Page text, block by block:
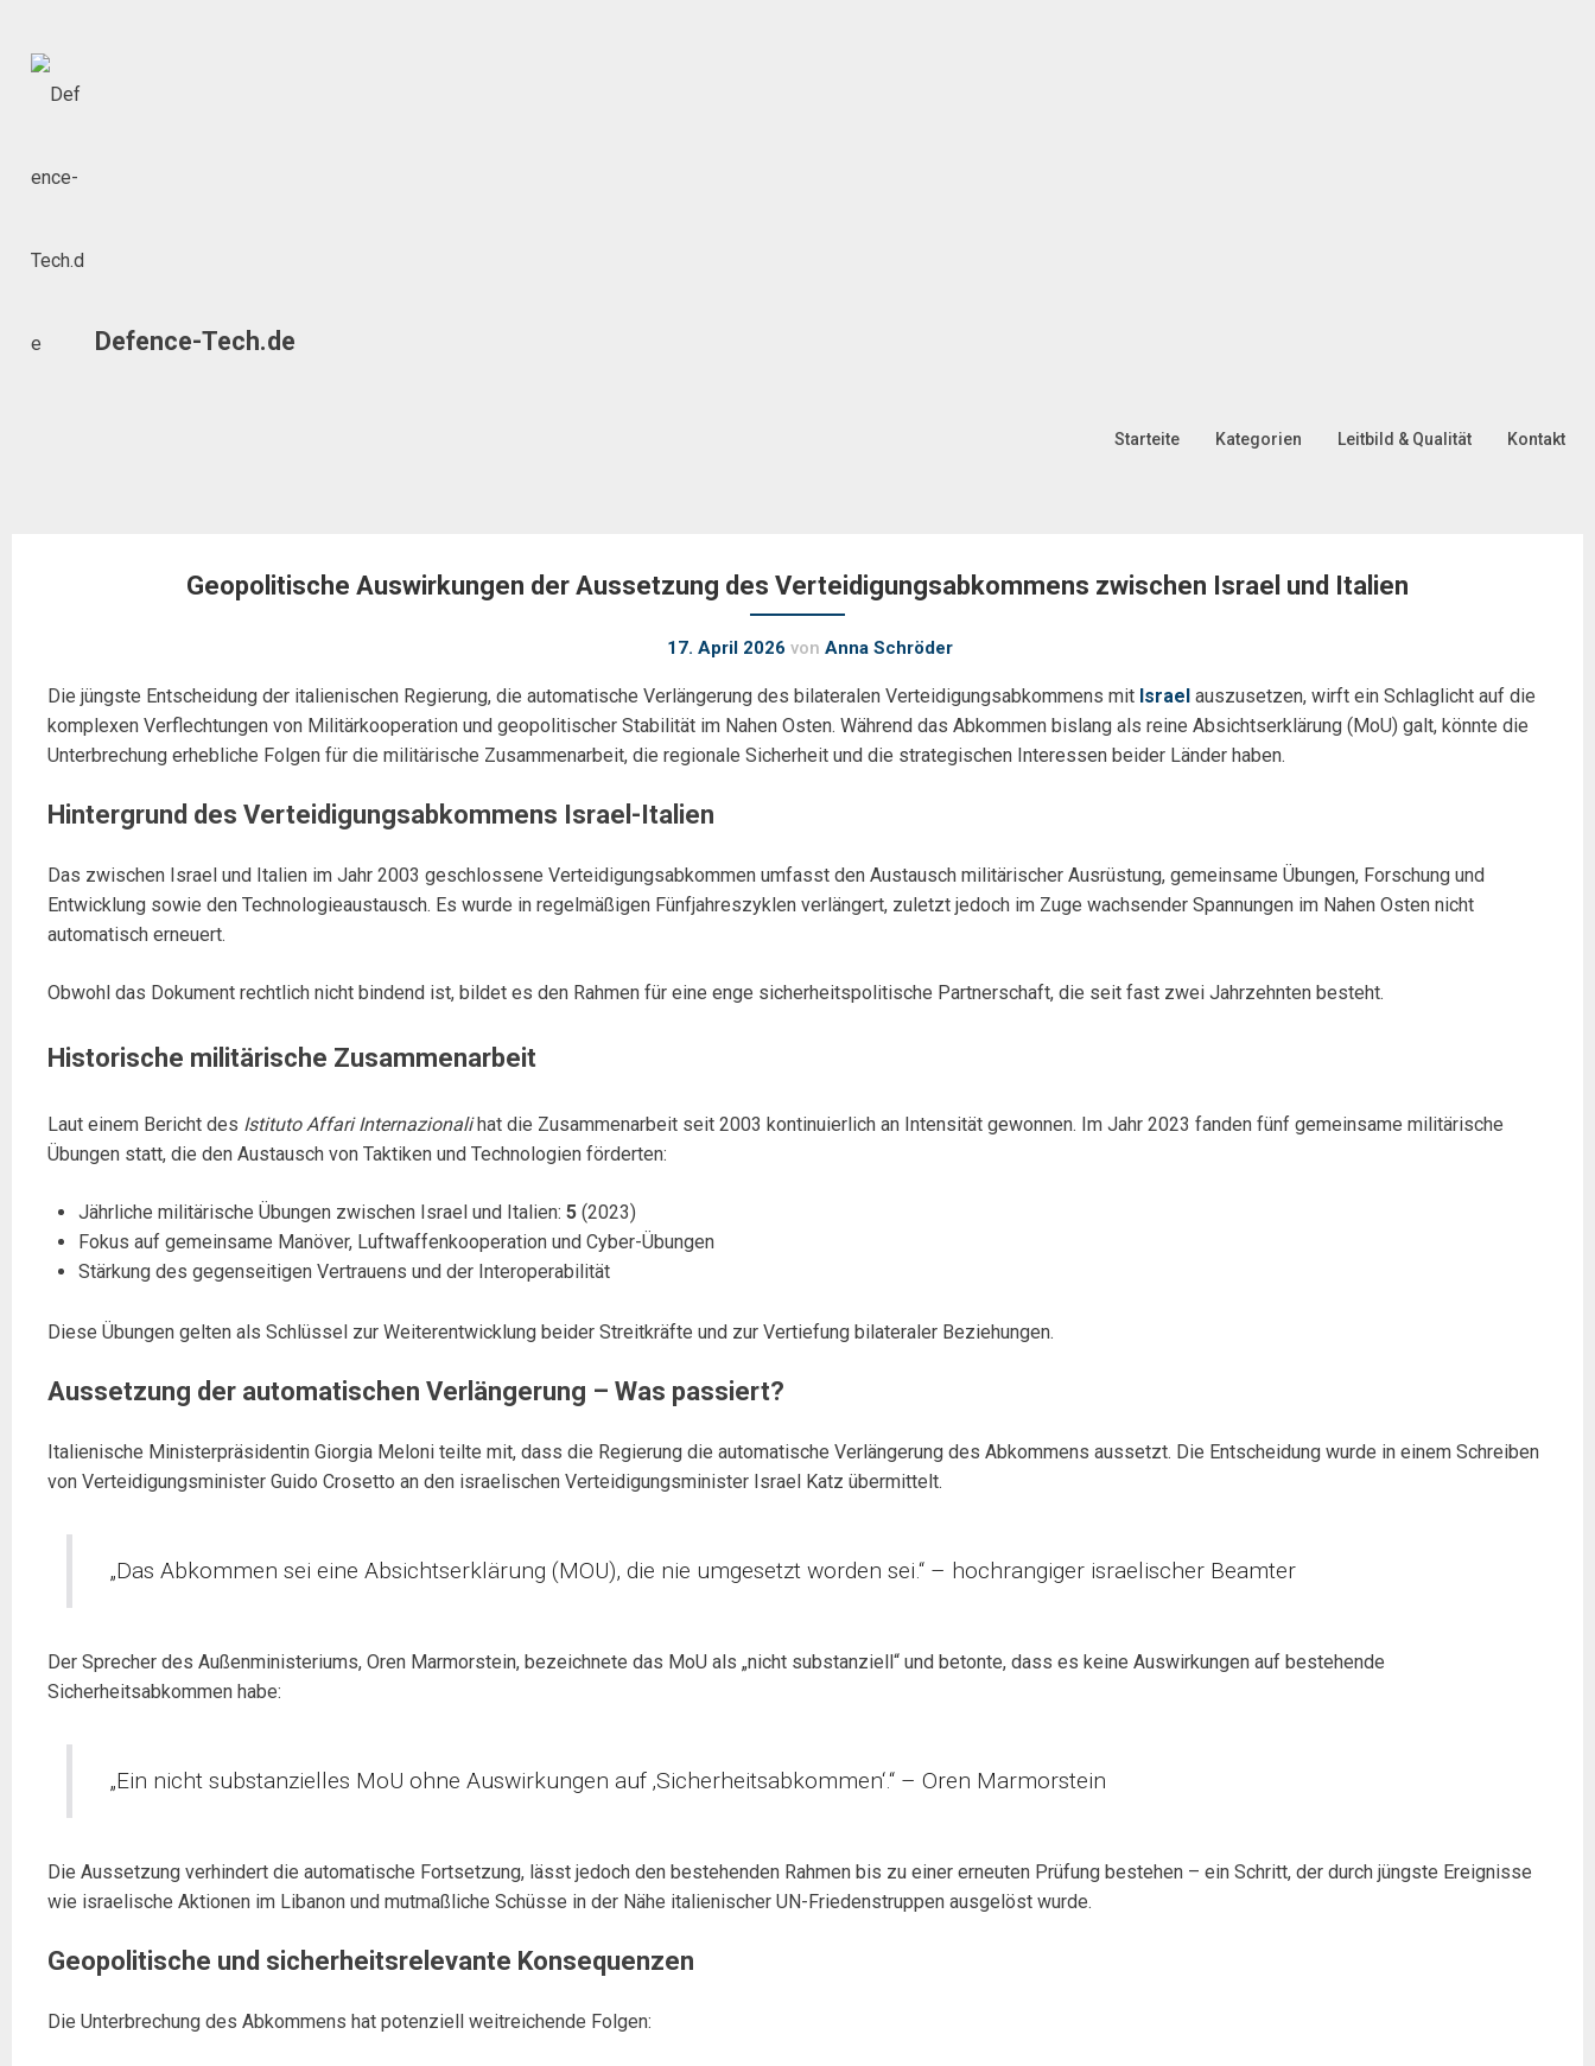
Skip
Defence-Tech.de
Starteite Kategorien Leitbild & Qualität Kontakt
Geopolitische Auswirkungen der Aussetzung des Verteidigungsabkommens zwischen Israel und Italien
17. April 2026 von Anna Schröder
Die jüngste Entscheidung der italienischen Regierung, die automatische Verlängerung des bilateralen Verteidigungsabkommens mit Israel auszusetzen, wirft ein Schlaglicht auf die
komplexen Verflechtungen von Militärkooperation und geopolitischer Stabilität im Nahen Osten. Während das Abkommen bislang als reine Absichtserklärung (MoU) galt, könnte die
Unterbrechung erhebliche Folgen für die militärische Zusammenarbeit, die regionale Sicherheit und die strategischen Interessen beider Länder haben.
Hintergrund des Verteidigungsabkommens Israel-Italien
Das zwischen Israel und Italien im Jahr 2003 geschlossene Verteidigungsabkommen umfasst den Austausch militärischer Ausrüstung, gemeinsame Übungen, Forschung und
Entwicklung sowie den Technologieaustausch. Es wurde in regelmäßigen Fünfjahreszyklen verlängert, zuletzt jedoch im Zuge wachsender Spannungen im Nahen Osten nicht
automatisch erneuert.
Obwohl das Dokument rechtlich nicht bindend ist, bildet es den Rahmen für eine enge sicherheitspolitische Partnerschaft, die seit fast zwei Jahrzehnten besteht.
Historische militärische Zusammenarbeit
Laut einem Bericht des Istituto Affari Internazionalihat die Zusammenarbeit seit 2003 kontinuierlich an Intensität gewonnen. Im Jahr 2023 fanden fünf gemeinsame militärische
Übungen statt, die den Austausch von Taktiken und Technologien förderten:
Jährliche militärische Übungen zwischen Israel und Italien: 5(2023)
Fokus auf gemeinsame Manöver, Luftwaffenkooperation und Cyber-Übungen
Stärkung des gegenseitigen Vertrauens und der Interoperabilität
Diese Übungen gelten als Schlüssel zur Weiterentwicklung beider Streitkräfte und zur Vertiefung bilateraler Beziehungen.
Aussetzung der automatischen Verlängerung – Was passiert?
Italienische Ministerpräsidentin Giorgia Meloni teilte mit, dass die Regierung die automatische Verlängerung des Abkommens aussetzt. Die Entscheidung wurde in einem Schreiben
von Verteidigungsminister Guido Crosetto an den israelischen Verteidigungsminister Israel Katz übermittelt.
„Das Abkommen sei eine Absichtserklärung (MOU), die nie umgesetzt worden sei.“ – hochrangiger israelischer Beamter
Der Sprecher des Außenministeriums, Oren Marmorstein, bezeichnete das MoU als „nicht substanziell“ und betonte, dass es keine Auswirkungen auf bestehende
Sicherheitsabkommen habe:
„Ein nicht substanzielles MoU ohne Auswirkungen auf ‚Sicherheitsabkommen‘.“ – Oren Marmorstein
Die Aussetzung verhindert die automatische Fortsetzung, lässt jedoch den bestehenden Rahmen bis zu einer erneuten Prüfung bestehen – ein Schritt, der durch jüngste Ereignisse
wie israelische Aktionen im Libanon und mutmaßliche Schüsse in der Nähe italienischer UN-Friedenstruppen ausgelöst wurde.
Geopolitische und sicherheitsrelevante Konsequenzen
Die Unterbrechung des Abkommens hat potenziell weitreichende Folgen: